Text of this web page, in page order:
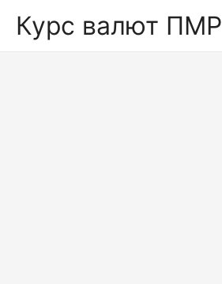
Курс валют ПМР